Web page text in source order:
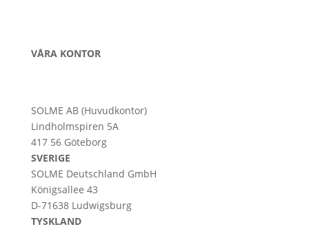
VÅRA KONTOR
SOLME AB (Huvudkontor)
Lindholmspiren 5A
417 56 Göteborg
SVERIGE
SOLME Deutschland GmbH
Königsallee 43
D-71638 Ludwigsburg
TYSKLAND